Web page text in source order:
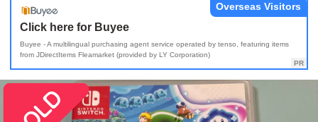
Click here for Buyee
Buyee - A multilingual purchasing agent service operated by tenso, featuring items
from JDirectItems Fleamarket (provided by LY Corporation)
Overseas Visitors